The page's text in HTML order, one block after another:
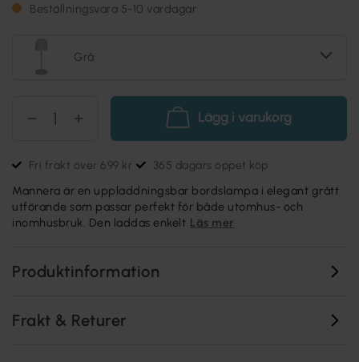
Beställningsvara 5-10 vardagar
Grå
Lägg i varukorg
Fri frakt över 699 kr 365 dagars öppet köp
Mannera är en uppladdningsbar bordslampa i elegant grått
utförande som passar perfekt för både utomhus- och
inomhusbruk. Den laddas enkelt Läs mer
Produktinformation
Frakt & Returer